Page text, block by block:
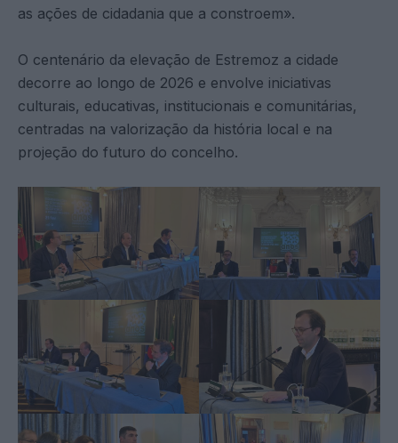
as ações de cidadania que a constroem».
O centenário da elevação de Estremoz a cidade
decorre ao longo de 2026 e envolve iniciativas
culturais, educativas, institucionais e comunitárias,
centradas na valorização da história local e na
projeção do futuro do concelho.